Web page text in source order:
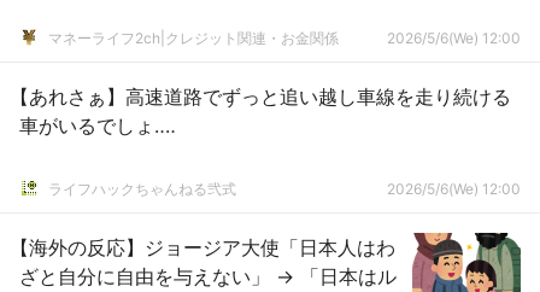
マネーライフ2ch|クレジット関連・お金関係 2026/5/6(We) 12:00
【あれさぁ】高速道路でずっと追い越し車線を走り続ける
車がいるでしょ‥‥
ライフハックちゃんねる弐式 2026/5/6(We) 12:00
【海外の反応】ジョージア大使「日本人はわ
ざと自分に自由を与えない」 → 「日本はル